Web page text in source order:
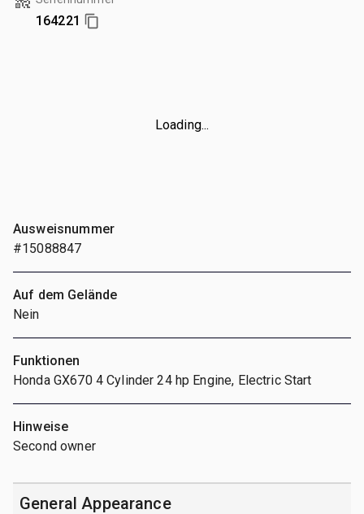
164221
Loading...
Ausweisnummer
#15088847
Auf dem Gelände
Nein
Funktionen
Honda GX670 4 Cylinder 24 hp Engine, Electric Start
Hinweise
Second owner
General Appearance